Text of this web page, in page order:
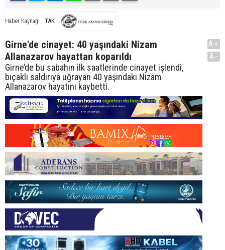
Haber Kaynağı TAK
Girne'de cinayet: 40 yaşındaki Nizam
Allanazarov hayattan koparıldı
Girne’de bu sabahın ilk saatlerinde cinayet işlendi,
bıçaklı saldırıya uğrayan 40 yaşındaki Nizam
Allanazarov hayatını kaybetti.
A+
A-